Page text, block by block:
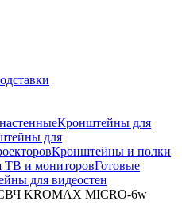
Кронштейны для
для
Кронштейны и полки
ТВ и мониторовГотовые
для видеостен
KROMAX MICRO-6w